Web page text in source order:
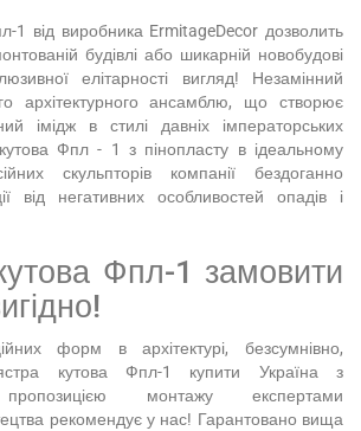
1 від виробника ErmitageDecor дозволить
будівлі або шикарній новобудові
елітарності вигляд! Незамінний
архітектурного ансамблю, що створює
імідж в стилі давніх імператорських
Фпл - 1 з пінопласту в ідеальному
скульпторів компанії бездоганно
від негативних особливостей опадів і
Фпл-1 замовити
форм в архітектурі, безсумнівно,
кутова Фпл-1 купити Україна з
пропозицією монтажу експертами
рекомендує у нас! Гарантовано вища